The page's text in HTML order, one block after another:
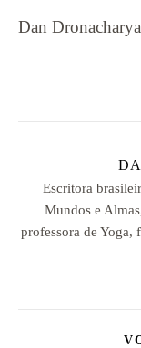
Dan
Escritora
Mundos e
professora de Yoga,